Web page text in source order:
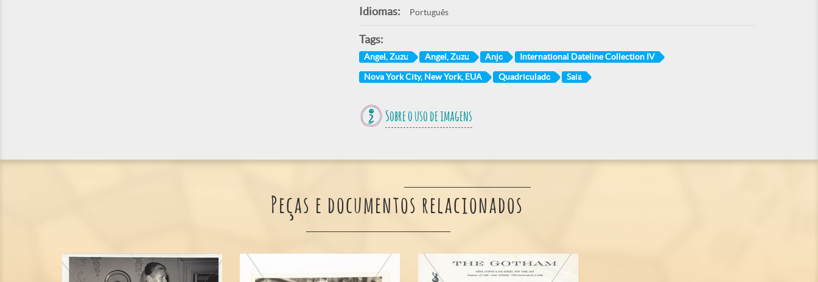
Idiomas: Português
Tags:
Angel, Zuzu Angel, Zuzu Anjo International Dateline Collection IV
Nova York City, New York, EUA Quadriculado Saia
Sobre o uso de imagens
Peças e documentos relacionados